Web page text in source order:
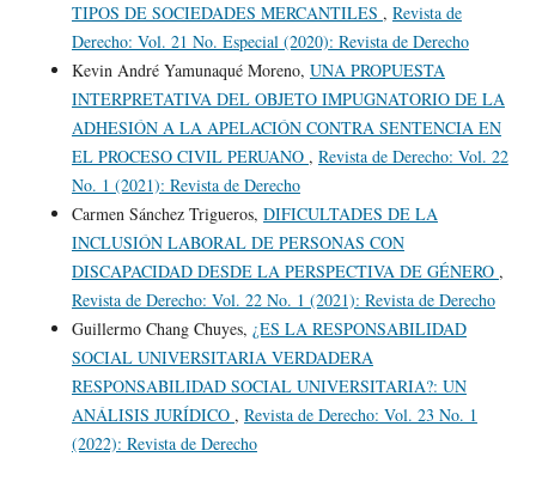
TIPOS DE SOCIEDADES MERCANTILES , Revista de
Derecho: Vol. 21 No. Especial (2020): Revista de Derecho
Kevin André Yamunaqué Moreno, UNA PROPUESTA
INTERPRETATIVA DEL OBJETO IMPUGNATORIO DE LA
ADHESIÓN A LA APELACIÓN CONTRA SENTENCIA EN
EL PROCESO CIVIL PERUANO , Revista de Derecho: Vol. 22
No. 1 (2021): Revista de Derecho
Carmen Sánchez Trigueros, DIFICULTADES DE LA
INCLUSIÓN LABORAL DE PERSONAS CON
DISCAPACIDAD DESDE LA PERSPECTIVA DE GÉNERO ,
Revista de Derecho: Vol. 22 No. 1 (2021): Revista de Derecho
Guillermo Chang Chuyes, ¿ES LA RESPONSABILIDAD
SOCIAL UNIVERSITARIA VERDADERA
RESPONSABILIDAD SOCIAL UNIVERSITARIA?: UN
ANÁLISIS JURÍDICO , Revista de Derecho: Vol. 23 No. 1
(2022): Revista de Derecho